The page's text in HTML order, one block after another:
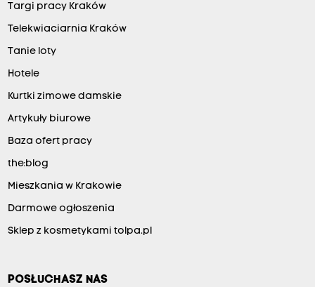
Targi pracy Kraków
Telekwiaciarnia Kraków
Tanie loty
Hotele
Kurtki zimowe damskie
Artykuły biurowe
Baza ofert pracy
the:blog
Mieszkania w Krakowie
Darmowe ogłoszenia
Sklep z kosmetykami tolpa.pl
POSŁUCHASZ NAS